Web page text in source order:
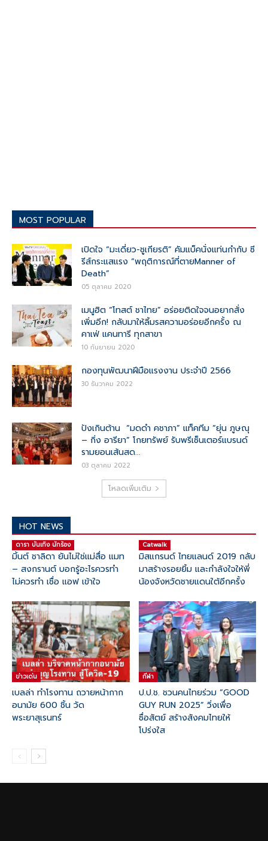
MOST POPULAR
เปิดใจ “มะเดี่ยว-ชูเกียรติ” คัมแบ็คนั่งแท่นกำกับ ซี
รีส์กระแสแรง “พฤติการณ์ที่ตายManner of
Death”
05 ตุลาคม 2020
เมนูฮิต “โทสต์ ชาไทย” อร่อยติดใจจนอยากสั่ง
เพิ่มอีก! กลับมาให้ลิ้มรสความอร่อยอีกครั้ง ณ
คาเฟ่ แคนทารี ทุกสาขา
10 กันยายน 2020
กองทุนพัฒนาฝีมือแรงงาน ประจำปี 2566
30 ธันวาคม 2022
ปังเกินต้าน “มดดำ คชาภา” แท็คทีม “ยุ่น ภูษณุ
– กิ่ง อารียา” โกยทรัพย์ รับพรีเซ็นเตอร์แบรนด์
รามยอนเส้นสด...
03 ตุลาคม 2022
โหลดเพิ่มเติม
HOT NEWS
ดารา บันเทิง นักร้อง
มิ้นต์ ชาลิดา ยันไม่ใช่แม่สื่อ แมท
– สงกรานต์ บอกรู้อะไรควรทำ
ไม่ควรทำ เชื่อ แอฟ เข้าใจ
Catwalk
มิสแกรนด์ ไทยแลนด์ 2019 กลับ
มาสร้างรอยยิ้ม และกำลังใจให้พี่
น้องจังหวัดชายแดนใต้อีกครั้ง
ข่าวเด่น
เบลล่า ทำโรงทาน ถวายหน้ากาก
อนามัย 600 ชิ้น วัด
พระยาสุเรนทร์
กีฬา
ป.ป.ช. ชวนคนไทยร่วม “GOOD
GUY RUN 2025” วิ่งเพื่อ
ซื่อสัตย์ สร้างสังคมไทยให้
โปร่งใส